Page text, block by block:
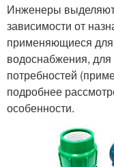
Инженеры
зависимости от
применяющиеся для
водоснабжения, для
потребностей
подробнее
особенности.